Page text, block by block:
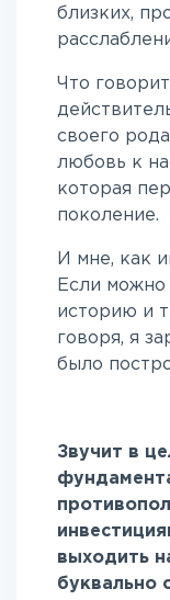
близких,
Что
своего
любовь к
которая
поколение.
И мне, как
Если можно
историю и
говоря, я
было
Звучит в
выходить
буквально